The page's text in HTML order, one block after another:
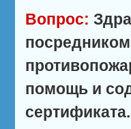
Вопрос:
помощь и
сертификата.